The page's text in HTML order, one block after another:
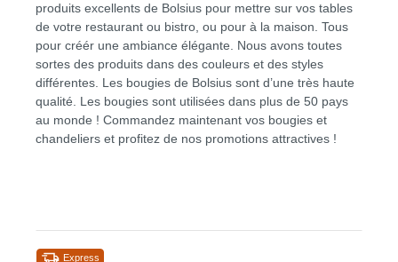
produits excellents de Bolsius pour mettre sur vos tables
de votre restaurant ou bistro, ou pour à la maison. Tous
pour créér une ambiance élégante. Nous avons toutes
sortes des produits dans des couleurs et des styles
différentes. Les bougies de Bolsius sont d’une très haute
qualité. Les bougies sont utilisées dans plus de 50 pays
au monde ! Commandez maintenant vos bougies et
chandeliers et profitez de nos promotions attractives !
Express